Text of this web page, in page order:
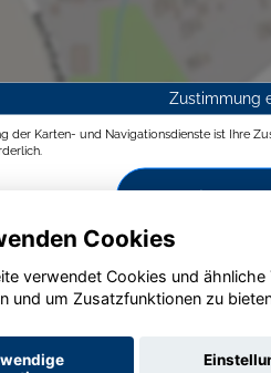
Zustimmung
der Karten- und Navigationsdienste ist Ihre
Zustimmen
Cookies
verwendet Cookies und
und um Zusatzfunktionen zu